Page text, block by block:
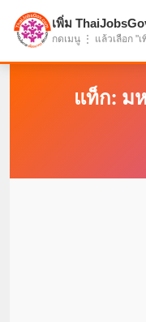
แบ่งปันโอกาส เพื่
แท็ก: ม
เพิ่ม
กดเมนู ⋮ แล้วเลือก "